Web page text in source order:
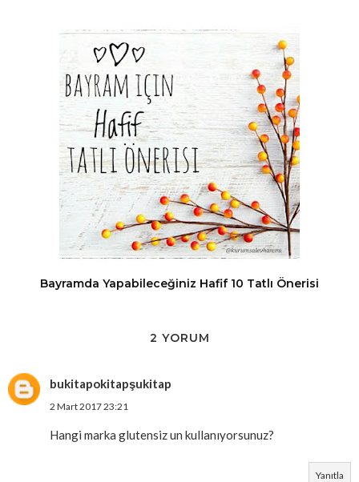
Bayramda Yapabileceğiniz Hafif 10 Tatlı Önerisi
2 YORUM
bukitapokitapşukitap
2 Mart 2017 23:21
Hangi marka glutensiz un kullanıyorsunuz?
Yanıtla